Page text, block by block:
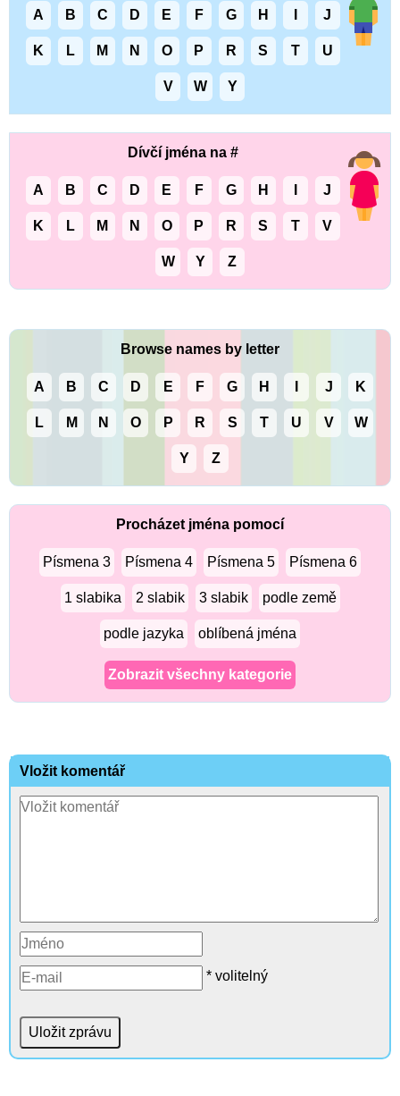
A B C D E F G H J
K L M N O P R S T U
V W Y
Dívčí jména na #
A B C D E F G H J
K L M N O P R S T V
W Y Z
Browse names by letter
A B C D E F G H J K
L M N O P R S T U V W
Y Z
Procházet jména pomocí
Písmena 3 Písmena 4 Písmena 5 Písmena 6
1 slabika 2 slabik 3 slabik podle země
podle jazyka oblíbená jména
Zobrazit všechny kategorie
Vložit komentář
* volitelný